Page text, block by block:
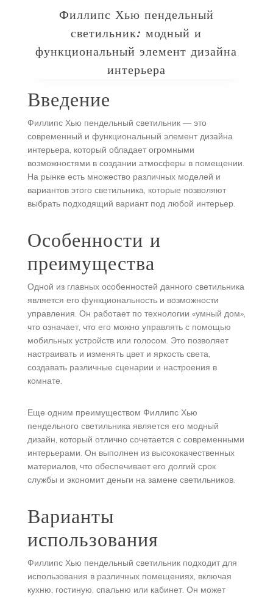
Филлипс Хью пендельный
светильник: модный и
функциональный элемент дизайна
интерьера
Введение
Филлипс Хью пендельный светильник — это
современный и функциональный элемент дизайна
интерьера, который обладает огромными
возможностями в создании атмосферы в помещении.
На рынке есть множество различных моделей и
вариантов этого светильника, которые позволяют
выбрать подходящий вариант под любой интерьер.
Особенности и
преимущества
Одной из главных особенностей данного светильника
является его функциональность и возможности
управления. Он работает по технологии «умный дом»,
что означает, что его можно управлять с помощью
мобильных устройств или голосом. Это позволяет
настраивать и изменять цвет и яркость света,
создавать различные сценарии и настроения в
комнате.
Еще одним преимуществом Филлипс Хью
пендельного светильника является его модный
дизайн, который отлично сочетается с современными
интерьерами. Он выполнен из высококачественных
материалов, что обеспечивает его долгий срок
службы и экономит деньги на замене светильников.
Варианты
использования
Филлипс Хью пендельный светильник подходит для
использования в различных помещениях, включая
кухню, гостиную, спальню или кабинет. Он может